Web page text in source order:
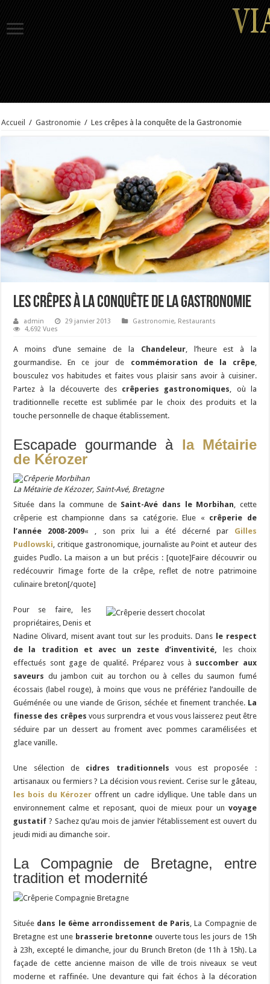
Accueil / Gastronomie / Les crêpes à la conquête de la Gastronomie
Les crêpes à la conquête de la Gastronomie
admin 29 janvier 2013 Gastronomie, Restaurants
4,692 Vues
A moins d’une semaine de la Chandeleur, l’heure est à la
gourmandise. En ce jour de commémoration de la crêpe,
bousculez vos habitudes et faites vous plaisir sans avoir à cuisiner.
Partez à la découverte des crêperies gastronomiques, où la
traditionnelle recette est sublimée par le choix des produits et la
touche personnelle de chaque établissement.
Escapade gourmande à la Métairie
de Kérozer
La Métairie de Kézozer, Saint-Avé, Bretagne
Située dans la commune de Saint-Avé dans le Morbihan , cette
crêperie est championne dans sa catégorie. Elue « crêperie de
l’année 2008-2009« , son prix lui a été décerné par Gilles
Pudlowski , critique gastronomique, journaliste au Point et auteur des
guides Pudlo. La maison a un but précis : [quote]Faire découvrir ou
redécouvrir l’image forte de la crêpe, reflet de notre patrimoine
culinaire breton[/quote]
Pour se faire, les
propriétaires, Denis et
Nadine Olivard, misent avant tout sur les produits. Dans le respect
de la tradition et avec un zeste d’inventivité,
les choix
effectués sont gage de qualité. Préparez vous à succomber aux
saveurs du jambon cuit au torchon ou à celles du saumon fumé
écossais (label rouge), à moins que vous ne préfériez l’andouille de
Guéménée ou une viande de Grison, séchée et finement tranchée. La
finesse des crêpes vous surprendra et vous vous laisserez peut être
séduire par un dessert au froment avec pommes caramélisées et
glace vanille.
Une sélection de cidres traditionnels vous est proposée :
artisanaux ou fermiers ? La décision vous revient. Cerise sur le gâteau,
les bois du Kérozer offrent un cadre idyllique. Une table dans un
environnement calme et reposant, quoi de mieux pour un voyage
gustatif ? Sachez qu’au mois de janvier l’établissement est ouvert du
jeudi midi au dimanche soir.
La Compagnie de Bretagne, entre
tradition et modernité
Située dans le 6ème arrondissement de Paris , La Compagnie de
Bretagne est une brasserie bretonneouverte tous les jours de 15h
à 23h, excepté le dimanche, jour du Brunch Breton (de 11h à 15h). La
façade de cette ancienne maison de ville de trois niveaux se veut
moderne et raffinée. Une devanture qui fait échos à la décoration